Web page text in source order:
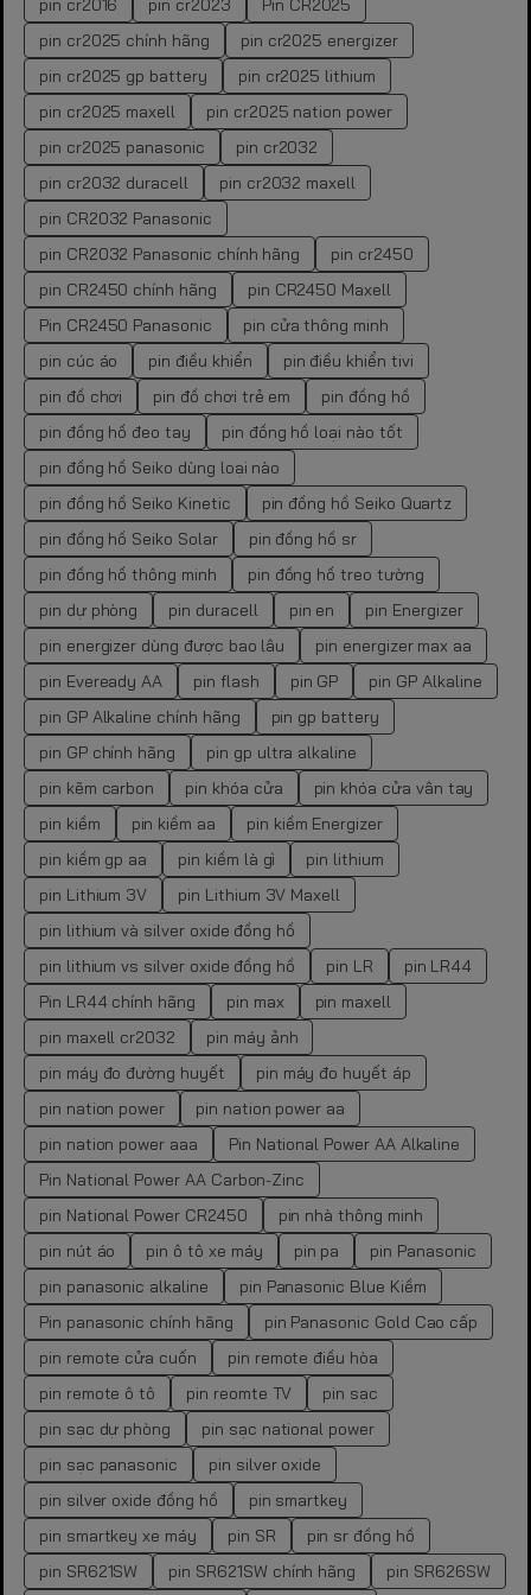
pin cr2016 pin cr2023
Pin CR2025
pin cr2025 chính hãng
pin cr2025 energizer
pin cr2025 gp battery
pin cr2025 lithium
pin cr2025 maxell
pin cr2025 nation power
pin cr2025 panasonic
pin cr2032
pin cr2032 duracell
pin cr2032 maxell
pin CR2032 Panasonic
pin CR2032 Panasonic chính hãng
pin cr2450
pin CR2450 chính hãng
pin CR2450 Maxell
Pin CR2450 Panasonic
pin cửa thông minh
pin cúc áo
pin điều khiển
pin điều khiển tivi
pin đồ chơi
pin đồ chơi trẻ em
pin đồng hồ
pin đồng hồ đeo tay
pin đồng hồ loại nào tốt
pin đồng hồ Seiko dùng loại nào
pin đồng hồ Seiko Kinetic
pin đồng hồ Seiko Quartz
pin đồng hồ Seiko Solar
pin đồng hồ sr
pin đồng hồ thông minh
pin đồng hồ treo tường
pin dự phòng
pin duracell pin en
pin Energizer
pin energizer dùng được bao lâu
pin energizer max aa
pin Eveready AA
pin flash pin GP
pin GP Alkaline
pin GP Alkaline chính hãng
pin gp battery
pin GP chính hãng
pin gp ultra alkaline
pin kẽm carbon
pin khóa cửa
pin khóa cửa vân tay
pin kiềm
pin kiềm aa
pin kiềm Energizer
pin kiềm gp aa
pin kiềm là gì
pin lithium
pin Lithium 3V
pin Lithium 3V Maxell
pin lithium và silver oxide đồng hồ
pin lithium vs silver oxide đồng hồ
pin LR
pin LR44
Pin LR44 chính hãng
pin max
pin maxell
pin maxell cr2032
pin máy ảnh
pin máy đo đường huyết
pin máy đo huyết áp
pin nation power
pin nation power aa
pin nation power aaa
Pin National Power AA Alkaline
Pin National Power AA Carbon-Zinc
pin National Power CR2450
pin nhà thông minh
pin nút áo
pin ô tô xe máy pin pa
pin Panasonic
pin panasonic alkaline
pin Panasonic Blue Kiềm
Pin panasonic chính hãng
pin Panasonic Gold Cao cấp
pin remote cửa cuốn
pin remote điều hòa
pin remote ô tô
pin reomte TV
pin sạc
pin sạc dự phòng
pin sạc national power
pin sạc panasonic
pin silver oxide
pin silver oxide đồng hồ
pin smartkey
pin smartkey xe máy
pin SR
pin sr đồng hồ
pin SR621SW
pin SR621SW chính hãng pin SR626SW